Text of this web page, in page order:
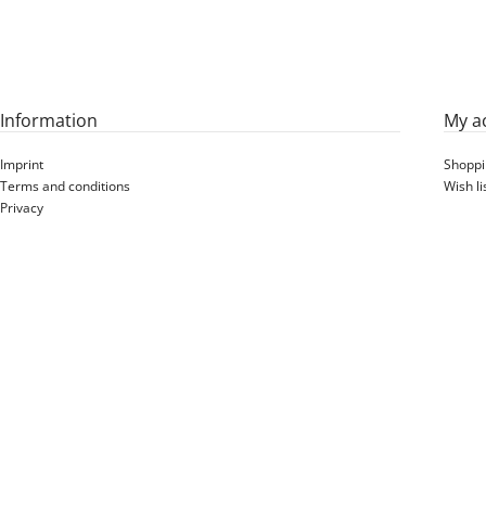
Information
Imprint
Terms and conditions
Privacy
My
Wish